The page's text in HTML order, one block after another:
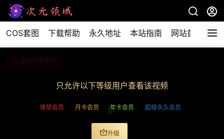
COS套图 下载帮助 永久地址 本站指南 网站首页
只允许以下等级用户查看该视频
体验会员 月卡会员 年卡会员 超级永久会员
升级